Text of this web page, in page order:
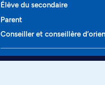
Élève du secondaire
Parent
Conseiller et conseillère
Programmes et cours